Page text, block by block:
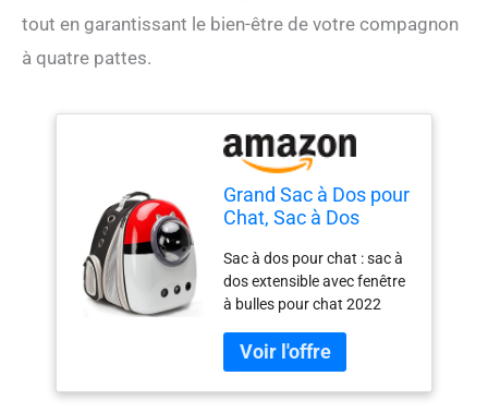
tout en garantissant le bien-être de votre compagnon
à quatre pattes.
Grand Sac à Dos pour
Chat, Sac à Dos
Devant pour Grands
Chats, Lapins, Petits
Chiots, approuvé par
Les compagnies
aériennes, Sac à Dos
à Bulles pour
Capsules spatiales
Sac à dos pour chat : sac à
dos extensible avec fenêtre
à bulles pour chat 2022
oreilles à l'avant avec dôme
à bulles et couvertures en
nid d'abeille incluses. Léger